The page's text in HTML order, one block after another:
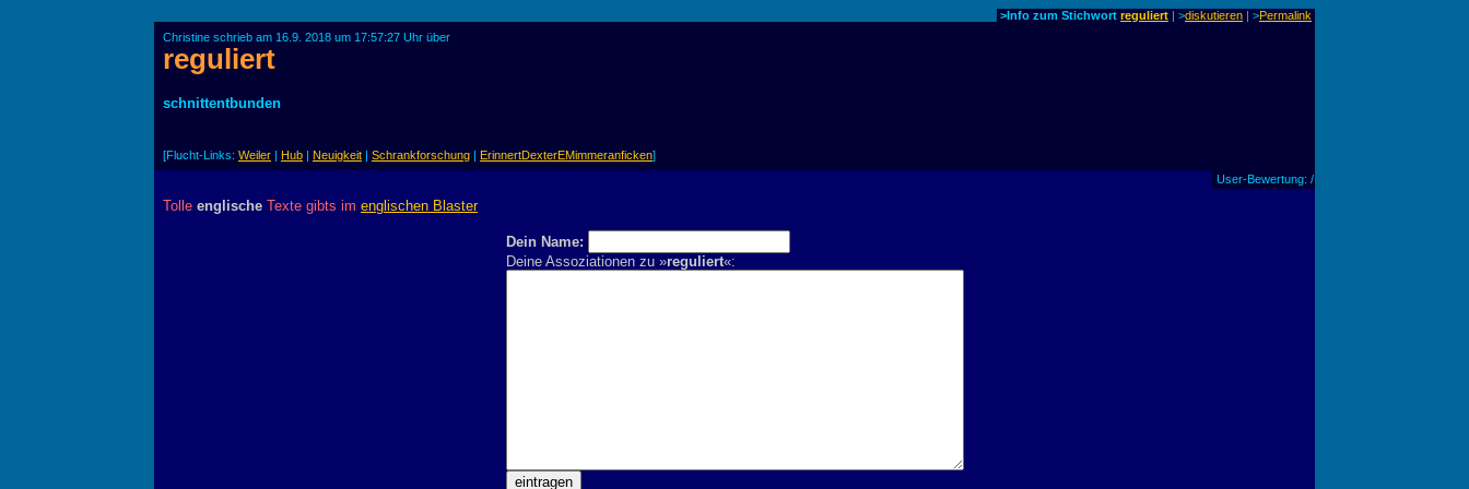
>Info zum Stichwort reguliert | >diskutieren | >Permalink
Christine schrieb am 16.9. 2018 um 17:57:27 Uhr über
reguliert
schnittentbunden
[Flucht-Links: Weiler | Hub | Neuigkeit | Schrankforschung | ErinnertDexterEMimmeranficken]
User-Bewertung: /
Tolle englische Texte gibts im englischen Blaster
Dein Name:
Deine Assoziationen zu »reguliert«: